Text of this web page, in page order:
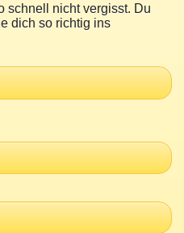
schnell nicht vergisst. Du
dich so richtig ins